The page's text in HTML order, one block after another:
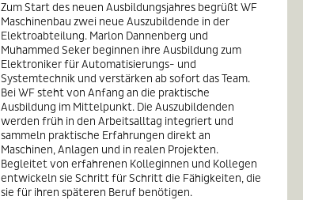
Zum Start des neuen Ausbildungsjahres begrüßt WF
Maschinenbau zwei neue Auszubildende in der
Elektroabteilung. Marlon Dannenberg und
Muhammed Seker beginnen ihre Ausbildung zum
Elektroniker für Automatisierungs- und
Systemtechnik und verstärken ab sofort das Team.
Bei WF steht von Anfang an die praktische
Ausbildung im Mittelpunkt. Die Auszubildenden
werden früh in den Arbeitsalltag integriert und
sammeln praktische Erfahrungen direkt an
Maschinen, Anlagen und in realen Projekten.
Begleitet von erfahrenen Kolleginnen und Kollegen
entwickeln sie Schritt für Schritt die Fähigkeiten, die
sie für ihren späteren Beruf benötigen.